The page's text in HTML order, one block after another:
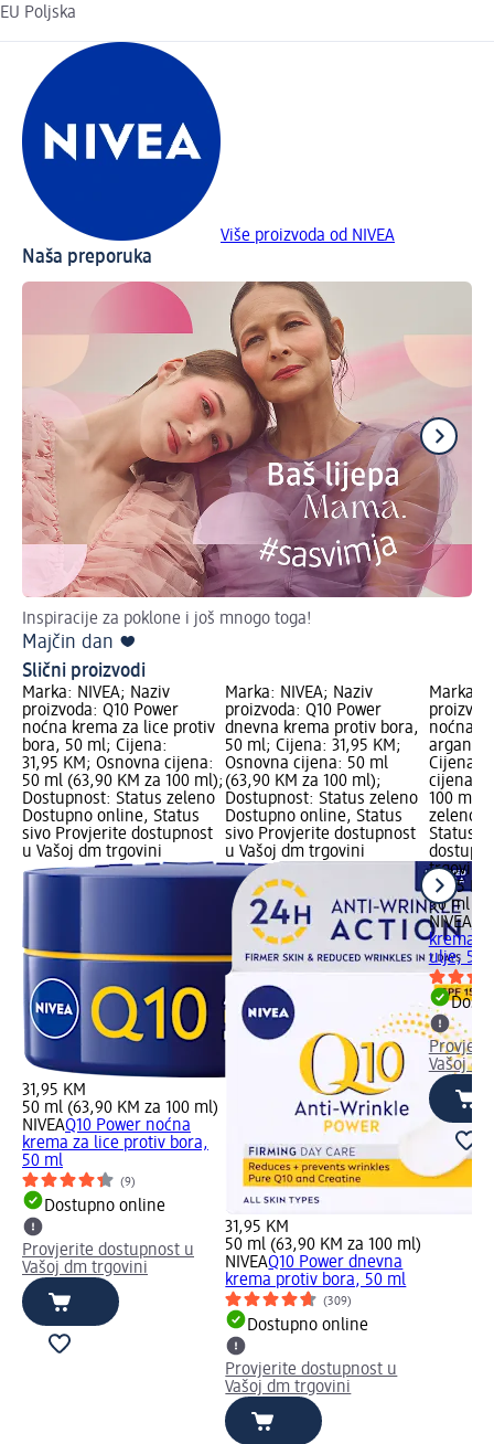
EU Poljska
Više proizvoda od NIVEA
Naša preporuka
Inspiracije za poklone i još mnogo toga!
Majčin dan ❤️
Slični proizvodi
Marka: NIVEA; Naziv
proizvoda: Q10 Power
noćna krema za lice protiv
bora, 50 ml; Cijena:
31,95 KM; Osnovna cijena:
50 ml (63,90 KM za 100 ml);
Dostupnost: Status zeleno
Dostupno online, Status
sivo Provjerite dostupnost
u Vašoj dm trgovini
31,95 KM
50 ml (63,90 KM za 100 ml)
NIVEAQ10 Power noćna
krema za lice protiv bora,
50 ml
(9)
Dostupno online
Provjerite dostupnost u
Vašoj dm trgovini
Marka: NIVEA; Naziv
proizvoda: Q10 Power
dnevna krema protiv bora,
50 ml; Cijena: 31,95 KM;
Osnovna cijena: 50 ml
(63,90 KM za 100 ml);
Dostupnost: Status zeleno
Dostupno online, Status
sivo Provjerite dostupnost
u Vašoj dm trgovini
31,95 KM
50 ml (63,90 KM za 100 ml)
NIVEAQ10 Power dnevna
krema protiv bora, 50 ml
(309)
Dostupno online
Provjerite dostupnost u
Vašoj dm trgovini
Marka:
noćna
Cijena:
cijena:
100 ml);
zeleno
Status
trgovini
31,95 KM
50 ml
NIVEA
krema
ulje, 50
Vašoj